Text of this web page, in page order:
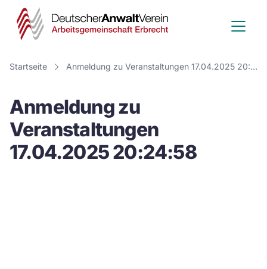
Deutscher
Anwalt
Verein
Startseite Anmeldung zu Veranstaltungen 17.04.2025 20:24:58
Anmeldung zu
Veranstaltungen
17.04.2025 20:24:58